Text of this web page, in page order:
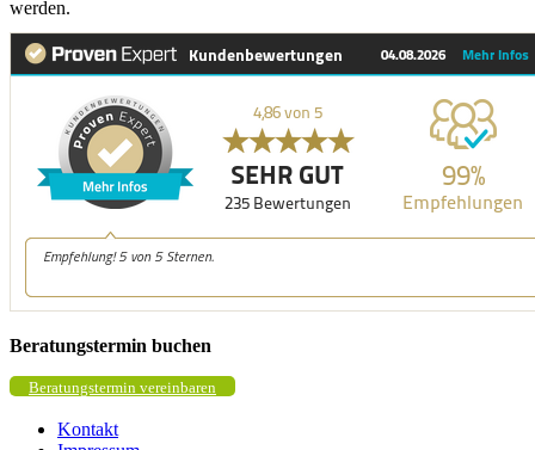
werden.
Beratungstermin buchen
Beratungstermin vereinbaren
Kontakt